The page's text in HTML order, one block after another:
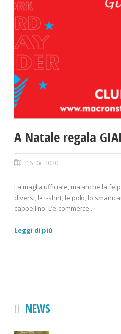
A Natale regala
16 Dic 2020
La maglia ufficiale, ma anche la
diversi, le t-shirt, le polo, lo
cappellino. L’e-commerce...
Leggi di più
NEWS